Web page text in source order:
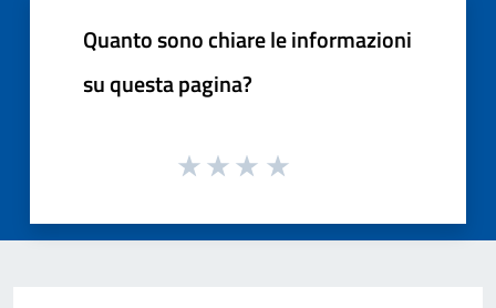
Quanto sono chiare le informazioni
su questa pagina?